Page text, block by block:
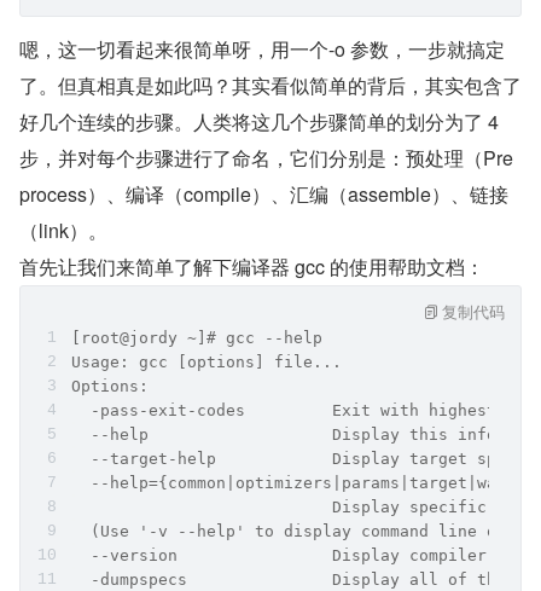
嗯，这一切看起来很简单呀，用一个-o 参数，一步就搞定
了。但真相真是如此吗？其实看似简单的背后，其实包含了
好几个连续的步骤。人类将这几个步骤简单的划分为了 4
步，并对每个步骤进行了命名，它们分别是：预处理（Pre
process）、编译（compile）、汇编（assemble）、链接
（link）。
首先让我们来简单了解下编译器 gcc 的使用帮助文档：
[root@jordy ~]# gcc --help
Usage: gcc [options] file...
Options:
-pass-exit-codes         Exit with highest
--help                   Display this
--target-help            Display target
--
Display specific
(Use '-v --help' to display command line
--version                Display compiler
-dumpspecs               Display all of the
复制代码